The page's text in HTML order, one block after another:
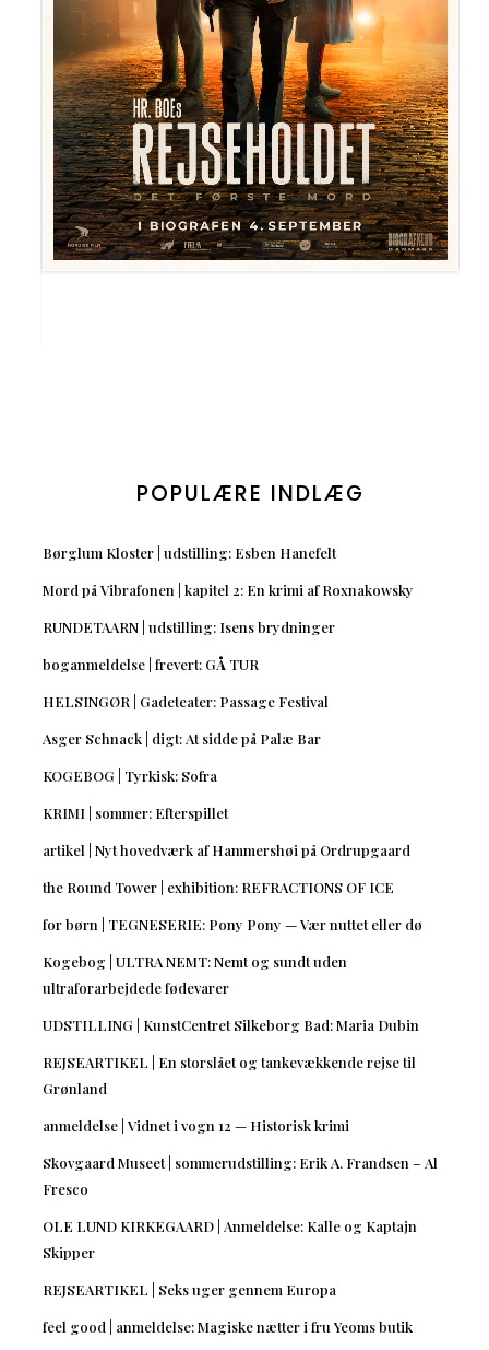
POPULÆRE INDLÆG
Børglum Kloster | udstilling: Esben Hanefelt
Mord på Vibrafonen | kapitel 2: En krimi af Roxnakowsky
RUNDETAARN | udstilling: Isens brydninger
boganmeldelse | frevert: GÅ TUR
HELSINGØR | Gadeteater: Passage Festival
Asger Schnack | digt: At sidde på Palæ Bar
KOGEBOG | Tyrkisk: Sofra
KRIMI | sommer: Efterspillet
artikel | Nyt hovedværk af Hammershøi på Ordrupgaard
the Round Tower | exhibition: REFRACTIONS OF ICE
for børn | TEGNESERIE: Pony Pony — Vær nuttet eller dø
Kogebog | ULTRA NEMT: Nemt og sundt uden
ultraforarbejdede fødevarer
UDSTILLING | KunstCentret Silkeborg Bad: Maria Dubin
REJSEARTIKEL | En storslået og tankevækkende rejse til
Grønland
anmeldelse | Vidnet i vogn 12 — Historisk krimi
Skovgaard Museet | sommerudstilling: Erik A. Frandsen – Al
Fresco
OLE LUND KIRKEGAARD | Anmeldelse: Kalle og Kaptajn
Skipper
REJSEARTIKEL | Seks uger gennem Europa
feel good | anmeldelse: Magiske nætter i fru Yeoms butik